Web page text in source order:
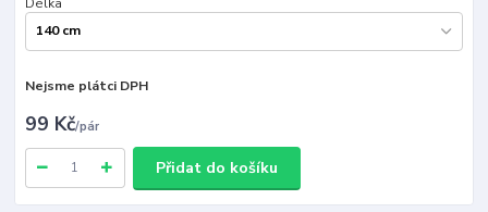
Nejsme plátci DPH
99 Kč/pár
Přidat do košíku